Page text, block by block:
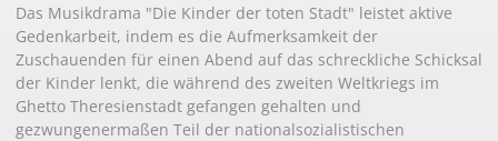
Das Musikdrama "Die Kinder der toten Stadt" leistet aktive
Gedenkarbeit, indem es die Aufmerksamkeit der
Zuschauenden für einen Abend auf das schreckliche Schicksal
der Kinder lenkt, die während des zweiten Weltkriegs im
Ghetto Theresienstadt gefangen gehalten und
gezwungenermaßen Teil der nationalsozialistischen